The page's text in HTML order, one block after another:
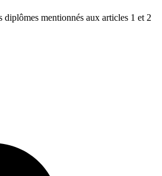
diplômes mentionnés aux articles 1 et 2